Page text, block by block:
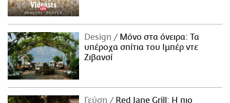
Design
Μόνο στα όνειρα: Τα
υπέροχα σπίτια του Ιμπέρ ντε
Ζιβανσί
Γεύση
Red Jane Grill: Η πιο